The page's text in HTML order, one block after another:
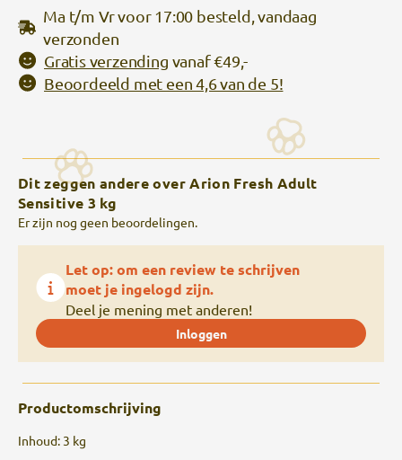
Ma t/m Vr voor 17:00 besteld, vandaag
verzonden
Gratis verzending vanaf €49,-
Beoordeeld met een 4,6 van de 5!
Dit zeggen andere over Arion Fresh Adult
Sensitive 3 kg
Er zijn nog geen beoordelingen.
Let op: om een review te schrijven
moet je ingelogd zijn.
Deel je mening met anderen!
Inloggen
Productomschrijving
Inhoud: 3 kg